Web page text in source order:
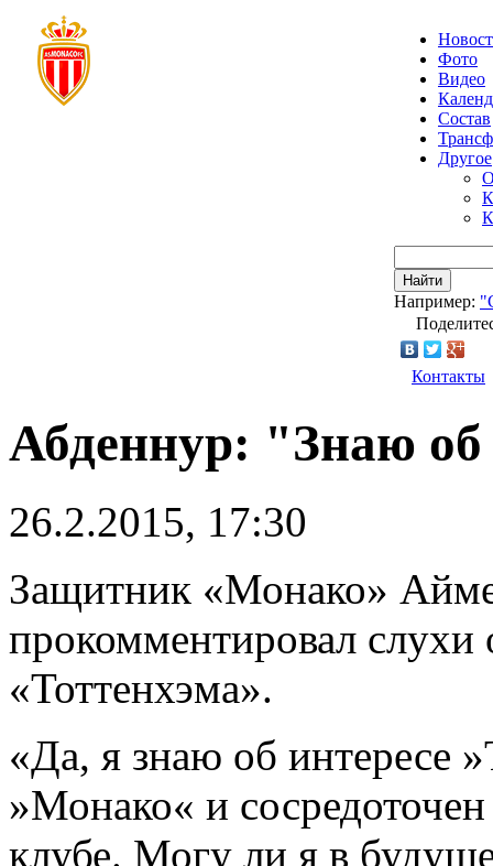
Фото
Видео
Состав
Другое
Найти
Например:
Контакты
Абденнур: "Знаю об
26.2.2015, 17:30
Защитник «Монако»
прокомментировал слухи
«Тоттенхэма».
«Да, я знаю об интересе
»Монако« и
клубе. Могу ли я в